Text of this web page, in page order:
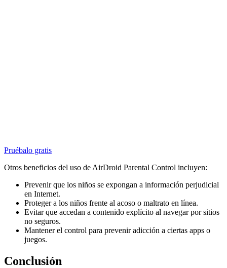
Pruébalo gratis
Otros beneficios del uso de AirDroid Parental Control incluyen:
Prevenir que los niños se expongan a información perjudicial
en Internet.
Proteger a los niños frente al acoso o maltrato en línea.
Evitar que accedan a contenido explícito al navegar por sitios
no seguros.
Mantener el control para prevenir adicción a ciertas apps o
juegos.
Conclusión